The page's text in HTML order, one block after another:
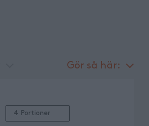
Gör så här:
4 Portioner